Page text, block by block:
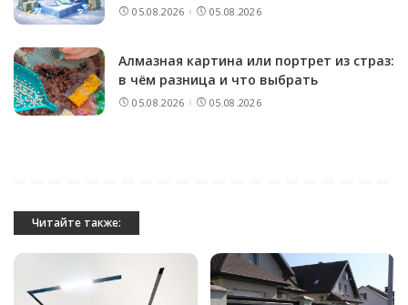
05.08.2026 05.08.2026
Алмазная картина или портрет из страз:
в чём разница и что выбрать
05.08.2026 05.08.2026
Читайте также: